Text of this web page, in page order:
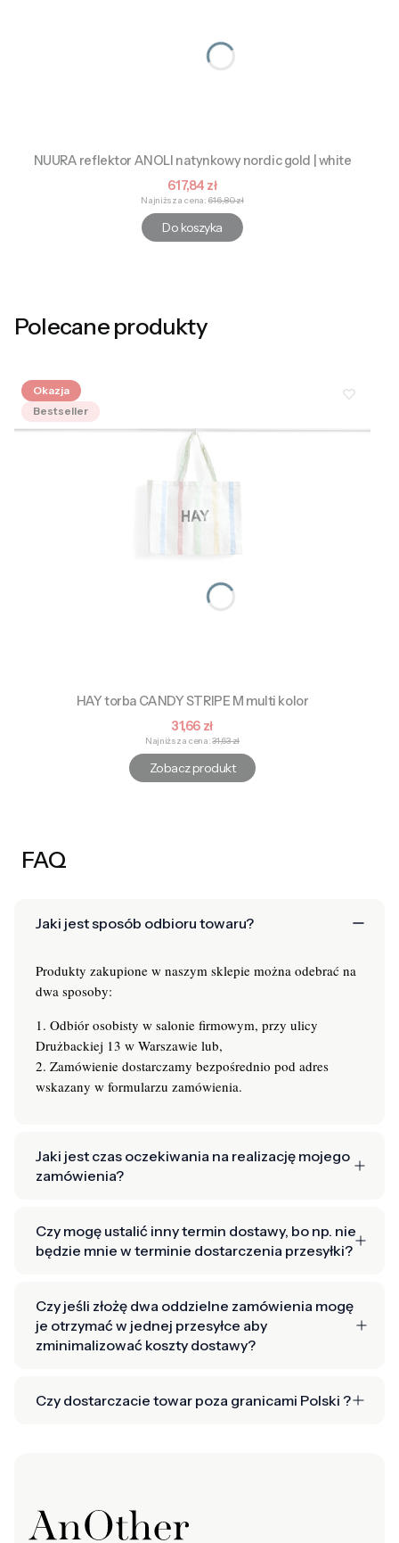
NUURA reflektor ANOLI natynkowy nordic gold | white
Cena promocyjna
617,84 zł
Najniższa cena: 616,80 zł
Do koszyka
Polecane produkty
Okazja
Bestseller
HAY torba CANDY STRIPE M multi kolor
Cena promocyjna
31,66 zł
Najniższa cena: 31,63 zł
Zobacz produkt
FAQ
Jaki jest sposób odbioru towaru?
Produkty zakupione w naszym sklepie można odebrać na
dwa sposoby:
1. Odbiór osobisty w salonie firmowym, przy ulicy
Drużbackiej 13 w Warszawie lub,
2. Zamówienie dostarczamy bezpośrednio pod adres
wskazany w formularzu zamówienia.
Jaki jest czas oczekiwania na realizację mojego
zamówienia?
Czy mogę ustalić inny termin dostawy, bo np. nie
będzie mnie w terminie dostarczenia przesyłki?
Czy jeśli złożę dwa oddzielne zamówienia mogę
je otrzymać w jednej przesyłce aby
zminimalizować koszty dostawy?
Czy dostarczacie towar poza granicami Polski ?